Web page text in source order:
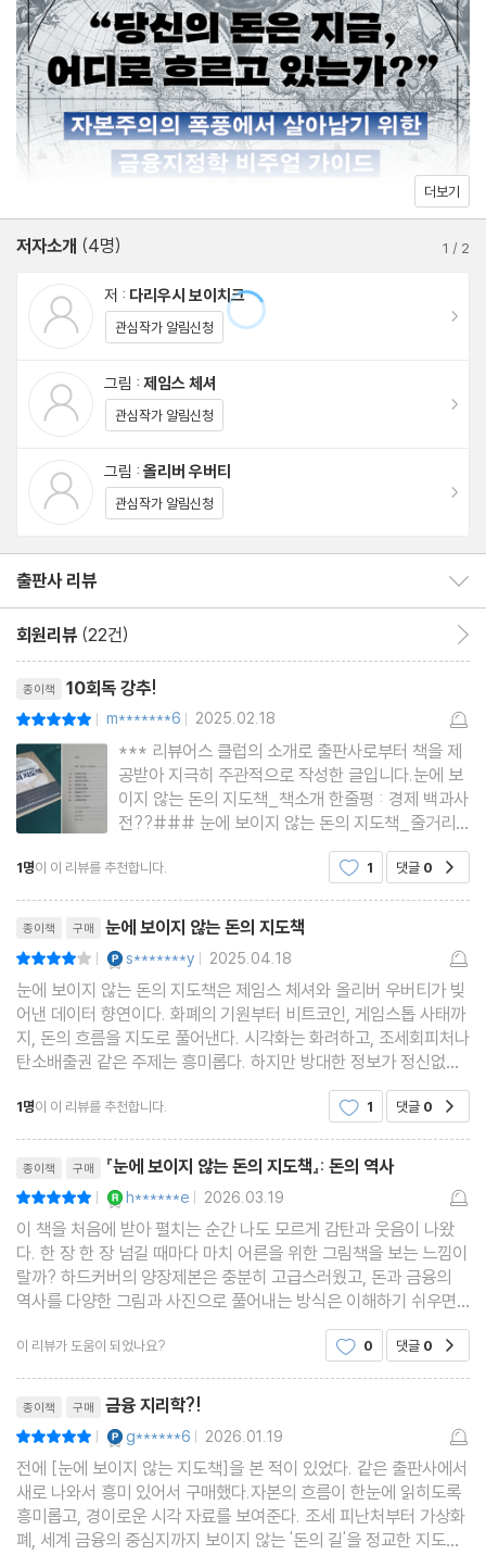
3장 투자자와 투자
가장 안전한 베팅 | 금융 세계에 유일한 공짜 점심이 있다면 | 자국
편향은 ‘합리’적일까 | 차량공유 경쟁 | 노후 (불)안정 | 연금 그라인
더 | 쇼핑몰의 주인은 누구인가? | 거꾸로 뒤집힌 세상 | 국가가 굴리
는 종잣돈 | 중국이 그리는 세계
4장 중개와 기술
‘돈비’를 내리는 사람들 | 시장을 장악한 기관들 | 스팩이란 무엇인
가? | 해상 위험 분담 | 핼리의 계산 | 정량화된 소비자 | 빠르게, 더
빠르게 | 스마트폰으로 열린 새로운 세상 | 중앙은행 디지털화폐가
5장 도시와 중심지
베네치아에서 런던까지 | 세계 경제의 패권 | 세계의 돈이 모이는 곳
| 승천하는 중국몽? | 급증하는 합병 | 눈에 보이지 않는 천국 | 모든
길은 벵갈루루로 통한다 | 율법이 장식한 자본 모자이크 | 런던의 인
6장 버블과 위기
끝나지 않는 금융 위기 | 불안정성에 관한 이론들 | 선물 대지진 | 언
론이 본 금융위기 | 노던록의 몰락 | 금융 혁신은 미국 경제를 얼마나
혁신했는가 | 유로존 부채 위기 | 연대보다 중요한 지급 능력 | 악성
대출 | 은행을 터는 방법
7장 규제와 거버넌스
경고 신호 | (글)로컬 거버넌스 | 은행들의 은행 | 돈이 곧 법이니라 |
역외로 새는 세금 배관 | 세계의 세탁소들 | 국제 금융 서비스계의 대
형 백화점 | 먼 곳에서 내리는 평가 | 최고위층의 변화 | 대중의 힘?
8장 사회와 환경
부동산 불평등의 지리학 | 소액금융 | 당신은 금융문맹인가? | 무기
가 되는 금융 | 미래를 채굴하다 | 넓은 바다의 물 한 방울? | 알리페
이의 숲테크 | 불타는 포트폴리오 | 지속 가능한 빅 픽처 | 돈은 결국
감사의 말
저자 소개
더보기
저자소개 (4명) 1 / 2
저 : 다리우시 보이치크
관심작가 알림신청
그림 : 제임스 체셔
관심작가 알림신청
그림 : 올리버 우버티
관심작가 알림신청
출판사 리뷰
회원리뷰 (22건)
종이책 10회독 강추!
| m*******6 | 2025.02.18
*** 리뷰어스 클럽의 소개로 출판사로부터 책을 제
공받아 지극히 주관적으로 작성한 글입니다.눈에 보
이지 않는 돈의 지도책_책소개 한줄평 : 경제 백과사
전??### 눈에 보이지 않는 돈의 지도책_줄거리
[서문, 금융의 신비를 풀다]서문에서 이미 저자는 우
리에게 알려줍니다.이 책은 규모와 범위 면에서 독보
적인 책으로서 돈과 세상을 바라보는 독자들의 시각
에 커다란 변화를 가져올 수
1명이 이 리뷰를 추천합니다. 1 댓글 0
종이책 구매 눈에 보이지 않는 돈의 지도책
| s*******y | 2025.04.18
눈에 보이지 않는 돈의 지도책은 제임스 체셔와 올리버 우버티가 빚
어낸 데이터 향연이다. 화폐의 기원부터 비트코인, 게임스톱 사태까
지, 돈의 흐름을 지도로 풀어낸다. 시각화는 화려하고, 조세회피처나
탄소배출권 같은 주제는 흥미롭다. 하지만 방대한 정보가 정신없고,
데이터에 치우쳐 서사가 좀 메말랐다. 돈의 역사를 이해하려는 이들
에겐 유용하지만, 너무 시각적이라 깊이 파고
1명이 이 리뷰를 추천합니다. 1 댓글 0
종이책 구매 『눈에 보이지 않는 돈의 지도책』: 돈의 역사
| h******e | 2026.03.19
이 책을 처음에 받아 펼치는 순간 나도 모르게 감탄과 웃음이 나왔
다. 한 장 한 장 넘길 때마다 마치 어른을 위한 그림책을 보는 느낌이
랄까? 하드커버의 양장제본은 충분히 고급스러웠고, 돈과 금융의
역사를 다양한 그림과 사진으로 풀어내는 방식은 이해하기 쉬우면
서도 깊이가 있었다. 꽤 작은 크기의 활자체로 꽉 채운 서문 덕에 본
문은 p.23부터 시작되는데, 그 앞의 차례 목록을
이 리뷰가 도움이 되었나요? 0 댓글 0
종이책 구매 금융 지리학?!
| g******6 | 2026.01.19
전에 [눈에 보이지 않는 지도책]을 본 적이 있었다. 같은 출판사에서
새로 나와서 흥미 있어서 구매했다.자본의 흐름이 한눈에 읽히도록
흥미롭고, 경이로운 시각 자료를 보여준다. 조세 피난처부터 가상화
폐, 세계 금융의 중심지까지 보이지 않는 '돈의 길'을 정교한 지도로